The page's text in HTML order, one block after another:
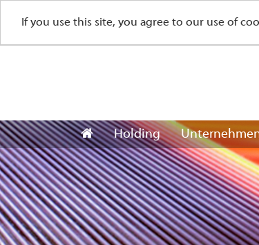
If you use this site, you agree to our use of
Holding